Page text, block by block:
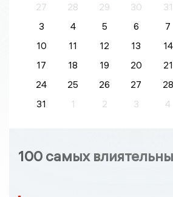
27
28 29 30 31
3
4 5 6 7
10
11 12 13 14
17
18 19 20 21
24
25 26 27 28
31
1 2 3 4
100 самых